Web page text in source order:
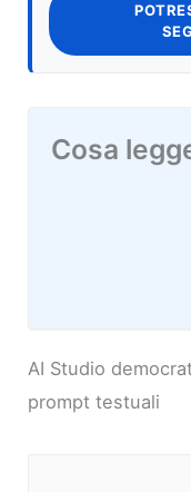
Cosa
AI Studio
prompt testuali